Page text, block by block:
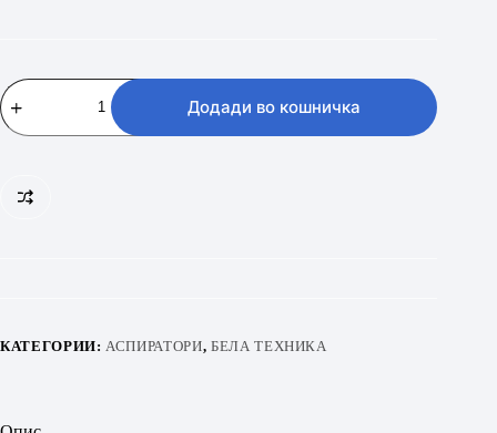
ELICA
MISSY
PB
Додади во кошничка
КАТЕГОРИИ: АСПИРАТОРИ, БЕЛА ТЕХНИКА